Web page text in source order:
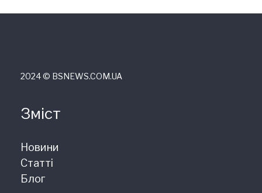
2024 © ВSNEWS.COM.UA
Зміст
Новини
Статті
Блог